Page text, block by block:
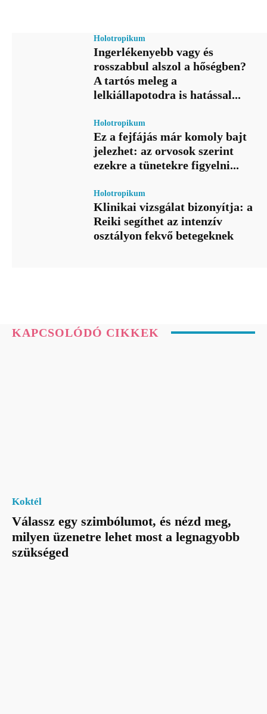
Holotropikum
Ingerlékenyebb vagy és
rosszabbul alszol a hőségben?
A tartós meleg a
lelkiállapotodra is hatással...
Holotropikum
Ez a fejfájás már komoly bajt
jelezhet: az orvosok szerint
ezekre a tünetekre figyelni...
Holotropikum
Klinikai vizsgálat bizonyítja: a
Reiki segíthet az intenzív
osztályon fekvő betegeknek
KAPCSOLÓDÓ CIKKEK
Koktél
Válassz egy szimbólumot, és nézd meg,
milyen üzenetre lehet most a legnagyobb
szükséged